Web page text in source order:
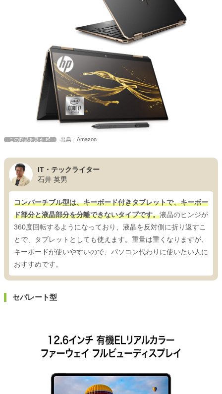
この商品を見る 出典：Amazon
IT・テックライター
石井 英男
コンバーチブル型は、キーボード付きタブレットで、キーボー
ド部分と液晶部分を分離できないタイプです。液晶のヒンジが
360度回転するようになっており、液晶を反対側に折り返すこ
とで、タブレットとしても使えます。重量は重くなりますが、
キーボードが使いやすいので、パソコン代わりに使いたい人に
おすすめです。
セパレート型